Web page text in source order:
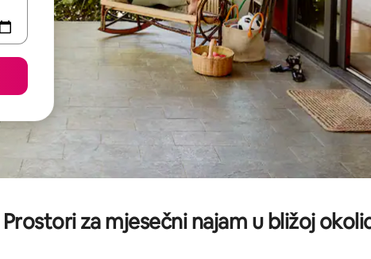
Prostori za mjesečni najam u bližoj